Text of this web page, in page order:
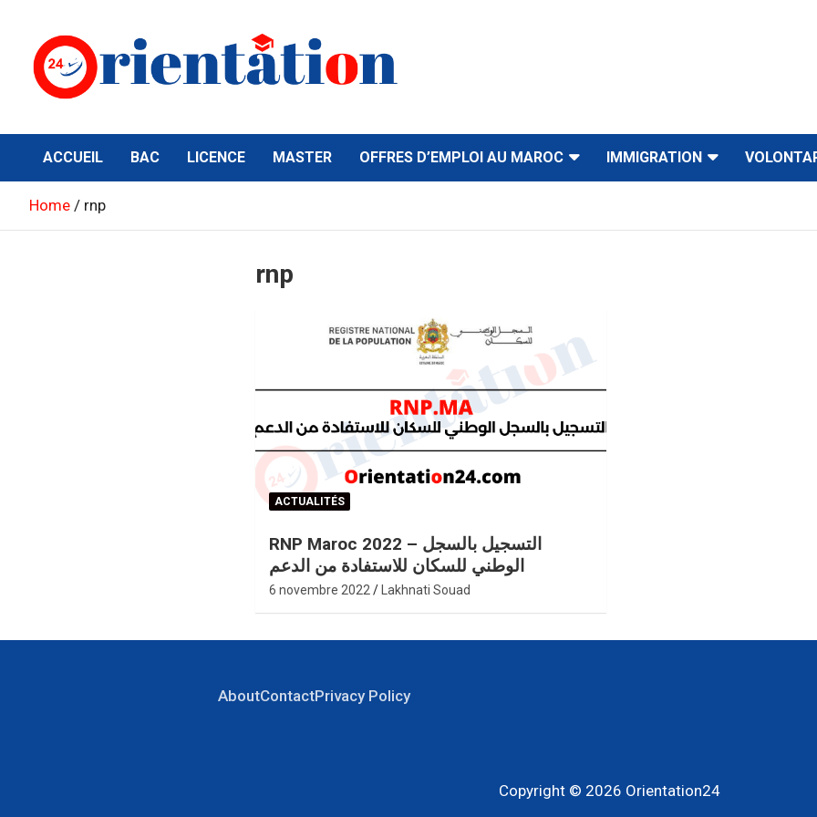
content
Orientation24
ACCUEIL BAC LICENCE MASTER OFFRES D’EMPLOI AU MAROC IMMIGRATION
Home rnp
rnp
ACTUALITÉS
RNP Maroc 2022 – التسجيل بالسجل
الوطني للسكان للاستفادة من الدعم
6 novembre 2022 Lakhnati Souad
AboutContactPrivacy Policy
Copyright © 2026 Orientation24